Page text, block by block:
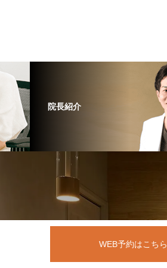
院長紹介
WEB予約はこちら